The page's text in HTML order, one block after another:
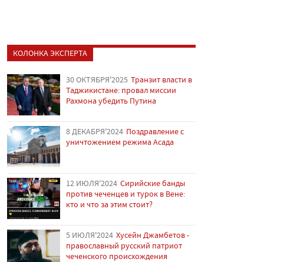
КОЛОНКА ЭКСПЕРТА
30 ОКТЯБРЯ'2025 Транзит власти в
Таджикистане: провал миссии
Рахмона убедить Путина
8 ДЕКАБРЯ'2024 Поздравление с
уничтожением режима Асада
12 ИЮЛЯ'2024 Сирийские банды
против чеченцев и турок в Вене:
кто и что за этим стоит?
5 ИЮЛЯ'2024 Хусейн Джамбетов -
православный русский патриот
чеченского происхождения